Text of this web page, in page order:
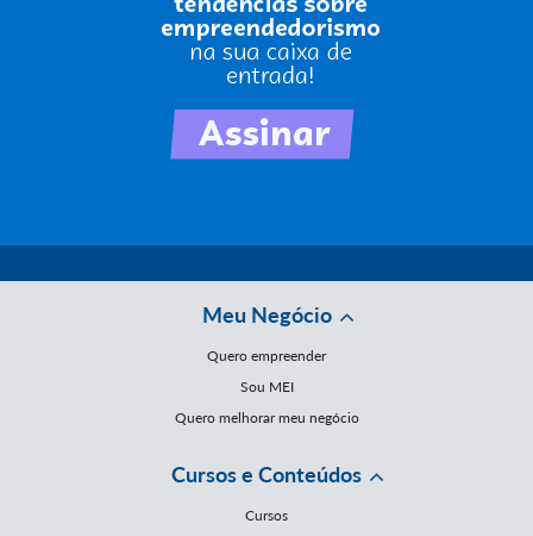
Meu Negócio
Quero empreender
Sou MEI
Quero melhorar meu negócio
Cursos e Conteúdos
Cursos